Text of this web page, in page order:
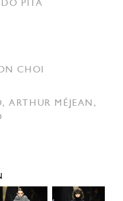
PITA
CHOI
ARTHUR MÉJEAN,